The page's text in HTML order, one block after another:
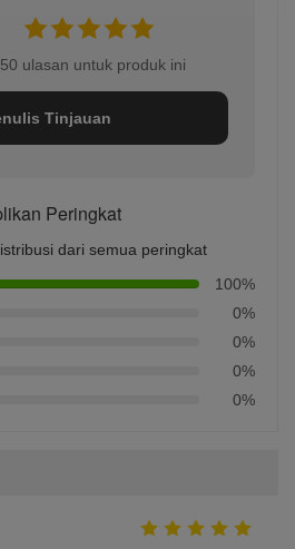
ulasan untuk produk ini
Tinjauan
Peringkat
dari semua peringkat
100%
0%
0%
0%
0%